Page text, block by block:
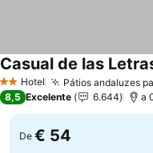
2 Estrelas
Hotel Pátios andaluzes
Casual de las
8,5 Excelente 6.644 a
De € 54